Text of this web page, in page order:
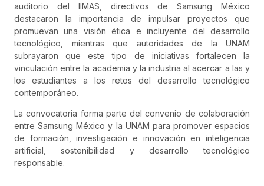
auditorio del IIMAS, directivos de Samsung México
destacaron la importancia de impulsar proyectos que
promuevan una visión ética e incluyente del desarrollo
tecnológico, mientras que autoridades de la UNAM
subrayaron que este tipo de iniciativas fortalecen la
vinculación entre la academia y la industria al acercar a las y
los estudiantes a los retos del desarrollo tecnológico
contemporáneo.
La convocatoria forma parte del convenio de colaboración
entre Samsung México y la UNAM para promover espacios
de formación, investigación e innovación en inteligencia
artificial, sostenibilidad y desarrollo tecnológico
responsable.